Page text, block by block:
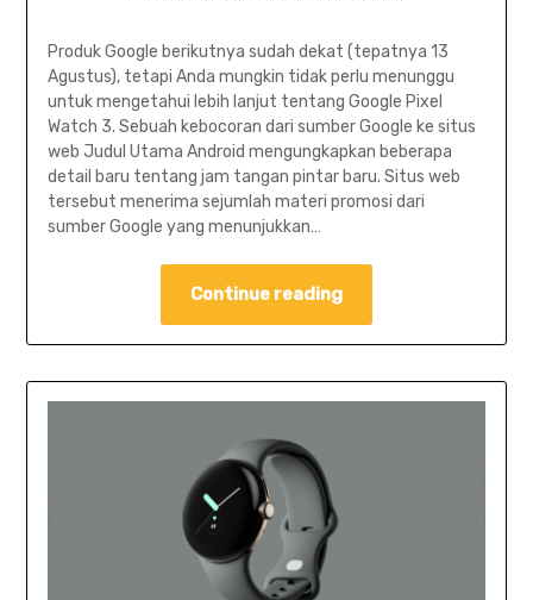
Produk Google berikutnya sudah dekat (tepatnya 13
Agustus), tetapi Anda mungkin tidak perlu menunggu
untuk mengetahui lebih lanjut tentang Google Pixel
Watch 3. Sebuah kebocoran dari sumber Google ke situs
web Judul Utama Android mengungkapkan beberapa
detail baru tentang jam tangan pintar baru. Situs web
tersebut menerima sejumlah materi promosi dari
sumber Google yang menunjukkan…
Continue reading